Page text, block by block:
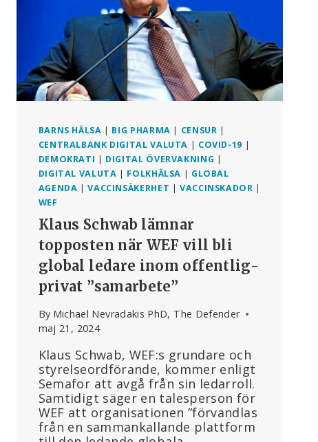
BARNS HÄLSA | BIG PHARMA | CENSUR |
CENTRALBANK DIGITAL VALUTA | COVID-19 |
DEMOKRATI | DIGITAL ÖVERVAKNING |
DIGITAL VALUTA | FOLKHÄLSA | GLOBAL
AGENDA |VACCINSÄKERHET |VACCINSKADOR |
WEF
Klaus Schwab lämnar
topposten när WEF vill bli
global ledare inom offentlig-
privat ”samarbete”
By Michael Nevradakis PhD, The Defender
maj 21, 2024
Klaus Schwab, WEF:s grundare och
styrelseordförande, kommer enligt
Semafor att avgå från sin ledarroll.
Samtidigt säger en talesperson för
WEF att organisationen ”förvandlas
från en sammankallande plattform